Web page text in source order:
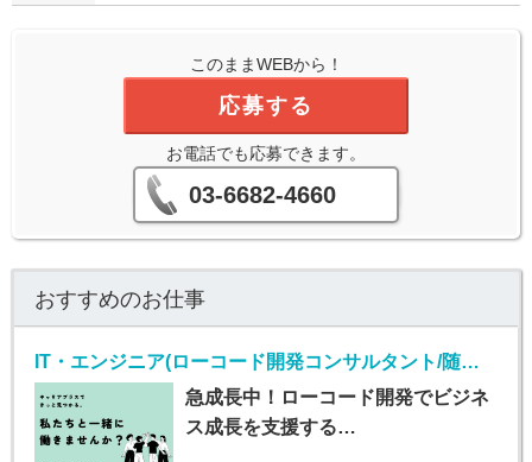
このままWEBから！
応募する
お電話でも応募できます。
03-6682-4660
おすすめのお仕事
IT・エンジニア(ローコード開発コンサルタント/随時入社/正社員)
急成長中！ローコード開発でビジネ
ス成長を支援する…